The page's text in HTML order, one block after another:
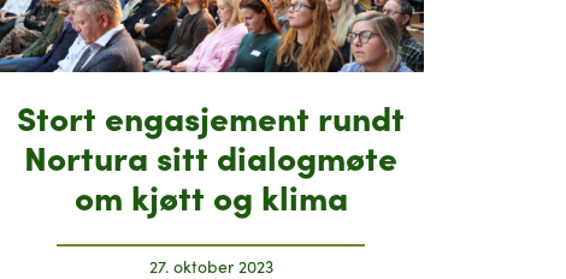
Stort engasjement rundt
Nortura sitt dialogmøte
om kjøtt og klima
27. oktober 2023